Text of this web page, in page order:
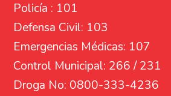
Policía : 101
Defensa Civil: 103
Emergencias Médicas: 107
Control Municipal: 266 / 231
Droga No: 0800-333-4236